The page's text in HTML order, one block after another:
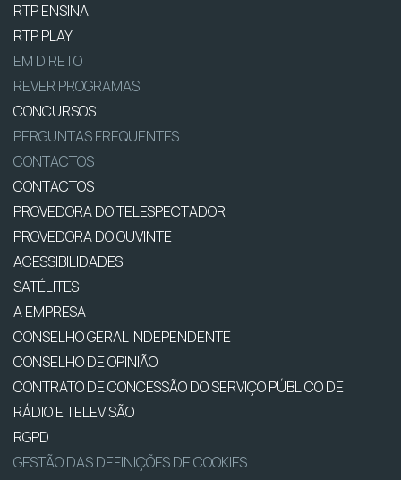
RTP ENSINA
RTP PLAY
EM DIRETO
REVER PROGRAMAS
CONCURSOS
PERGUNTAS FREQUENTES
CONTACTOS
CONTACTOS
PROVEDORA DO TELESPECTADOR
PROVEDORA DO OUVINTE
ACESSIBILIDADES
SATÉLITES
A EMPRESA
CONSELHO GERAL INDEPENDENTE
CONSELHO DE OPINIÃO
CONTRATO DE CONCESSÃO DO SERVIÇO PÚBLICO DE
RÁDIO E TELEVISÃO
RGPD
GESTÃO DAS DEFINIÇÕES DE COOKIES